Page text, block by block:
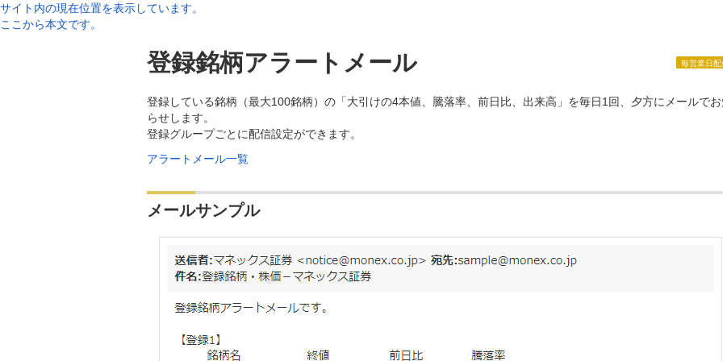
サイト内の現在位置を表示しています。
ここから本文です。
登録銘柄アラートメール 毎営業日配
登録している銘柄（最大100銘柄）の「大引けの4本値、騰落率、前日比、出来高」を毎日1回、夕方にメールで
らせします。
登録グループごとに配信設定ができます。
アラートメール一覧
メールサンプル